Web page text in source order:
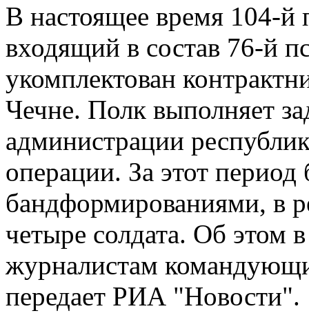
В настоящее время 104-
входящий в состав 76-й
укомплектован
Чечне. Полк выполняет
администрации
операции. За этот
бандформированиями, в
четыре солдата. Об этом
журналистам
передает РИА "Новости".